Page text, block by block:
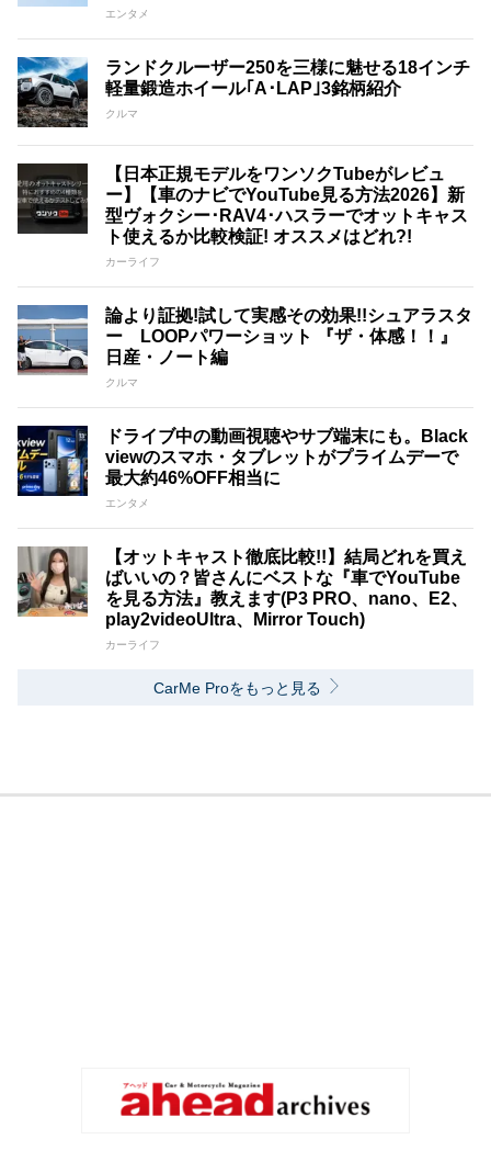
エンタメ
ランドクルーザー250を三様に魅せる18インチ
軽量鍛造ホイール｢A･LAP｣3銘柄紹介
クルマ
【日本正規モデルをワンソクTubeがレビュ
ー】【車のナビでYouTube見る方法2026】新
型ヴォクシー･RAV4･ハスラーでオットキャス
ト使えるか比較検証! オススメはどれ?!
カーライフ
論より証拠!試して実感その効果!!シュアラスタ
ー LOOPパワーショット 『ザ・体感！！』
日産・ノート編
クルマ
ドライブ中の動画視聴やサブ端末にも。Black
viewのスマホ・タブレットがプライムデーで
最大約46%OFF相当に
エンタメ
【オットキャスト徹底比較!!】結局どれを買え
ばいいの？皆さんにベストな『車でYouTube
を見る方法』教えます(P3 PRO、nano、E2、
play2videoUltra、Mirror Touch)
カーライフ
CarMe Proをもっと見る